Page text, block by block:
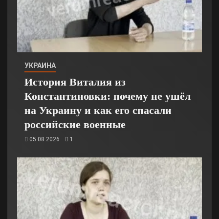
УКРАИНА
История Виталия из
Константиновки: почему не ушёл
на Украину и как его спасали
российские военные
05.08.2026 1